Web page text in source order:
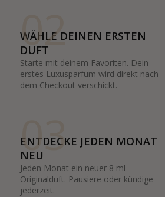
02
WÄHLE DEINEN ERSTEN
DUFT
Starte mit deinem Favoriten. Dein
erstes Luxusparfum wird direkt nach
dem Checkout verschickt.
03
ENTDECKE JEDEN MONAT
NEU
Jeden Monat ein neuer 8 ml
Originalduft. Pausiere oder kündige
jederzeit.